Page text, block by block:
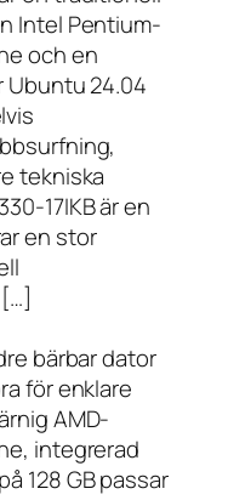
Intel Pentium-
och en
Ubuntu 24.04
tekniska
17IKB är en
en stor
bärbar dator
för enklare
AMD-
integrerad
128 GB passar